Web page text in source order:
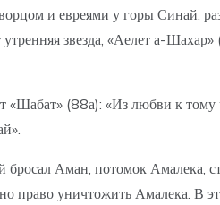
и евреями у горы Синай,
звезда, «Аелет а-
(88а): «Из любви к
бросал Аман, потомок
право уничтожить Амалека.